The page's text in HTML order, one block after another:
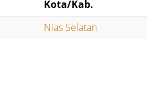
Kota/Kab.
Nias Selatan